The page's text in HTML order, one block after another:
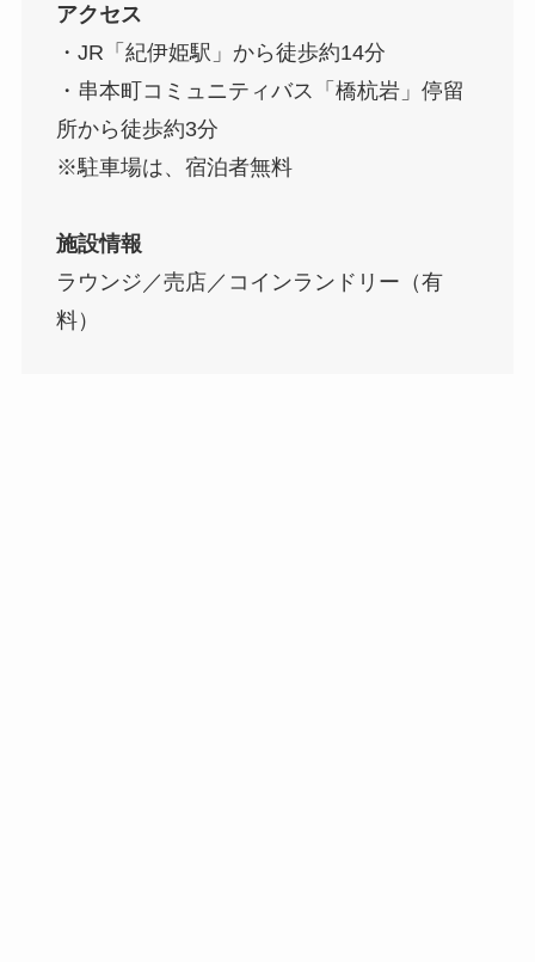
アクセス
・JR「紀伊姫駅」から徒歩約14分
・串本町コミュニティバス「橋杭岩」停留
所から徒歩約3分
※駐車場は、宿泊者無料
施設情報
ラウンジ／売店／コインランドリー（有
料）